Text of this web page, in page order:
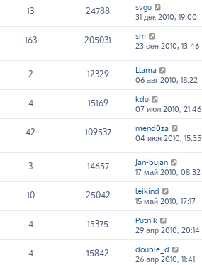
13 24788
svgu
31 дек 2010, 19:00
163 205031
sm
23 сен 2010, 13:46
2 12329
Llama
06 авг 2010, 18:22
4 15169
kdu
07 июл 2010, 21:46
42 109537
mend0za
04 июн 2010, 15:35
3 14657
Jan-bujan
17 май 2010, 08:32
10 25042
leikind
15 май 2010, 17:17
4 15375
Putnik
29 апр 2010, 20:14
4 15842
double_d
26 апр 2010, 11:41